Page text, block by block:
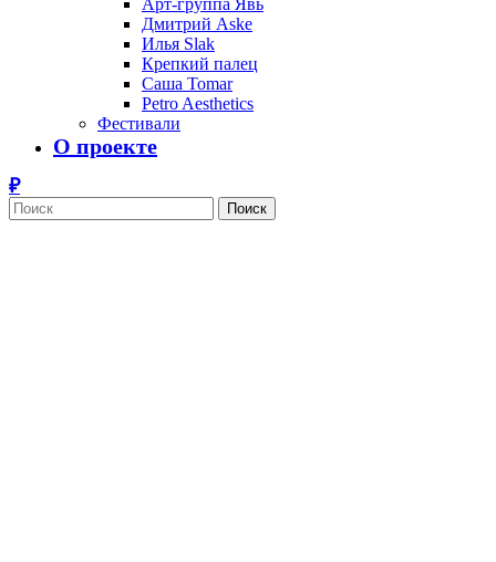
Арт-группа Явь
Дмитрий Aske
Илья Slak
Крепкий палец
Саша Tomar
Petro Aesthetics
Фестивали
О проекте
Поиск